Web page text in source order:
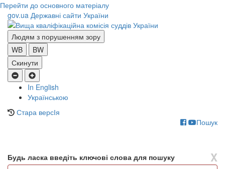
Перейти до основного матеріалу
gov.ua Державні сайти України
Людям з порушенням зору
WB
BW
Скинути
In English
Українською
Стара версІя
Пошук
X
Будь ласка введіть ключові слова для пошуку